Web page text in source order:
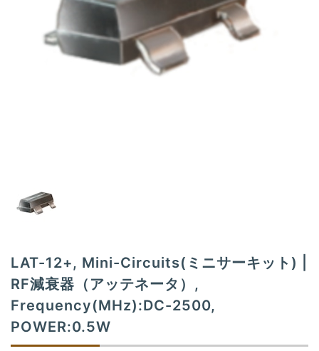
o
n
LAT-12+, Mini-Circuits(ミニサーキット) |
RF減衰器（アッテネータ）,
Frequency(MHz):DC-2500,
POWER:0.5W